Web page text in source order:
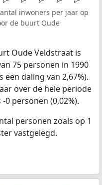
inwoners per jaar op
de buurt Oude
Oude Veldstraat is
75 personen in 1990
daling van 2,67%).
over de hele periode
0 personen (0,02%).
personen zoals op 1
vastgelegd.